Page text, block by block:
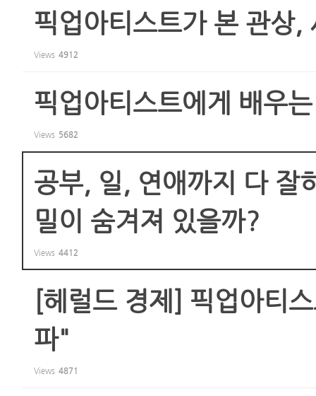
픽업아티스트가 본 관상,
Views 4912
픽업아티스트에게 배우
Views 5682
공부, 일, 연애까지 다 잘
밀이 숨겨져 있을까?
Views 4412
[헤럴드 경제] 픽업아티
파"
Views 4871